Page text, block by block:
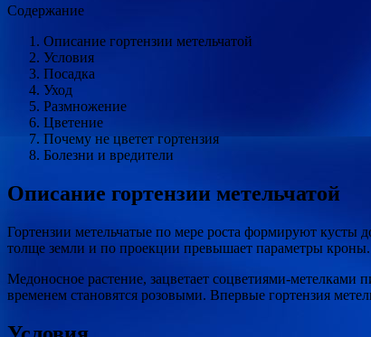
Содержание
Описание гортензии метельчатой
Условия
Посадка
Уход
Размножение
Цветение
Почему не цветет гортензия
Болезни и вредители
Описание гортензии метельчатой
Гортензии метельчатые по мере роста формируют кусты
толще земли и по проекции превышает параметры
Медоносное растение, зацветает соцветиями-
временем становятся розовыми. Впервые гортензия